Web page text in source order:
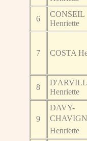
6
CONSEIL
Henriette
7 COSTA
8
Henriette
9
DAVY-
Henriette